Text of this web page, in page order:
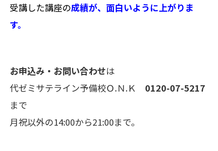
受講した講座の成績が、面白いように上がりま
す。
お申込み・お問い合わせは
代ゼミサテライン予備校Ｏ.Ｎ.Ｋ 0120-07-5217
まで
月祝以外の14:00から21:00まで。